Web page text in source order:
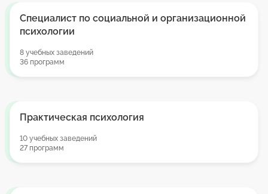
Специалист по социальной и организационной
психологии
8 учебных заведений
36 программ
Практическая психология
10 учебных заведений
27 программ